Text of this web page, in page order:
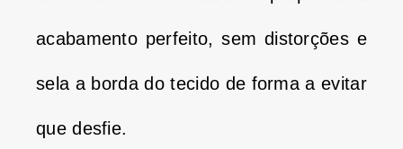
acabamento perfeito, sem distorções e
sela a borda do tecido de forma a evitar
que desfie.